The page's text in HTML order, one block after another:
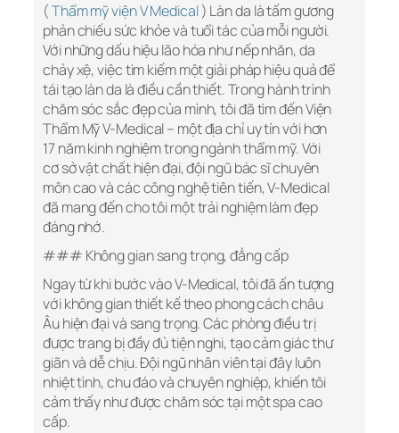
(Thẩm mỹ viện V Medical) Làn da là tấm gương
phản chiếu sức khỏe và tuổi tác của mỗi người.
Với những dấu hiệu lão hóa như nếp nhăn, da
chảy xệ, việc tìm kiếm một giải pháp hiệu quả để
tái tạo làn da là điều cần thiết. Trong hành trình
chăm sóc sắc đẹp của mình, tôi đã tìm đến Viện
Thẩm Mỹ V-Medical – một địa chỉ uy tín với hơn
17 năm kinh nghiệm trong ngành thẩm mỹ. Với
cơ sở vật chất hiện đại, đội ngũ bác sĩ chuyên
môn cao và các công nghệ tiên tiến, V-Medical
đã mang đến cho tôi một trải nghiệm làm đẹp
đáng nhớ.
### Không gian sang trọng, đẳng cấp
Ngay từ khi bước vào V-Medical, tôi đã ấn tượng
với không gian thiết kế theo phong cách châu
Âu hiện đại và sang trọng. Các phòng điều trị
được trang bị đầy đủ tiện nghi, tạo cảm giác thư
giãn và dễ chịu. Đội ngũ nhân viên tại đây luôn
nhiệt tình, chu đáo và chuyên nghiệp, khiến tôi
cảm thấy như được chăm sóc tại một spa cao
cấp.